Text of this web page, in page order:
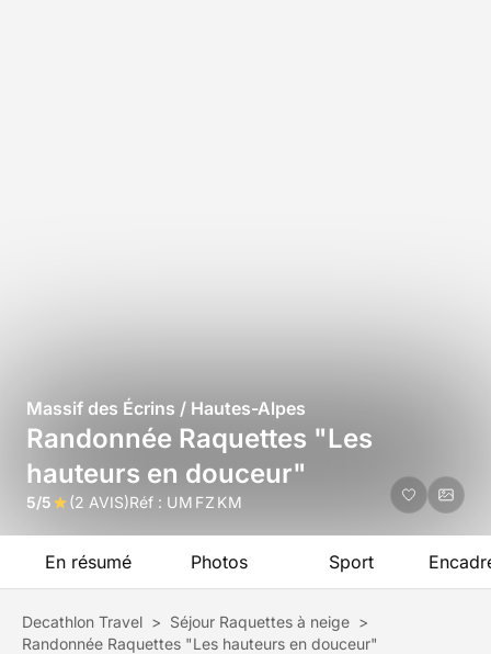
Massif des Écrins / Hautes-Alpes
Randonnée Raquettes "Les
hauteurs en douceur"
5/5 (2 AVIS)Réf : UMFZKM
En résumé Photos Sport
Decathlon Travel > Séjour Raquettes à neige >
Randonnée Raquettes "Les hauteurs en douceur"